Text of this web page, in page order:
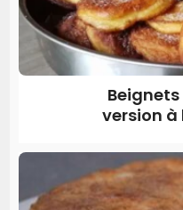
version à